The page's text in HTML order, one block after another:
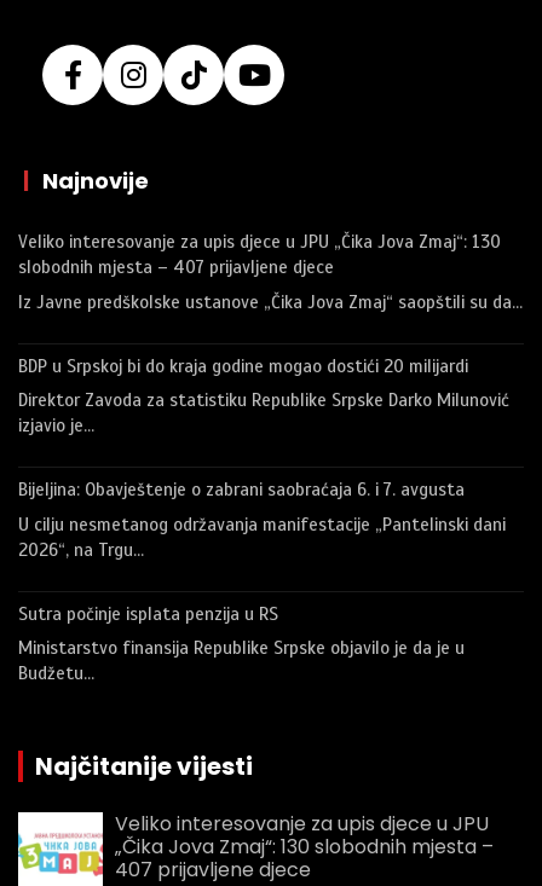
| Najnovije
Veliko interesovanje za upis djece u JPU „Čika Jova Zmaj“: 130
slobodnih mjesta – 407 prijavljene djece
Iz Javne predškolske ustanove „Čika Jova Zmaj“ saopštili su da…
BDP u Srpskoj bi do kraja godine mogao dostići 20 milijardi
Direktor Zavoda za statistiku Republike Srpske Darko Milunović
izjavio je…
Bijeljina: Obavještenje o zabrani saobraćaja 6. i 7. avgusta
U cilju nesmetanog održavanja manifestacije „Pantelinski dani
2026“, na Trgu…
Sutra počinje isplata penzija u RS
Ministarstvo finansija Republike Srpske objavilo je da je u
Budžetu…
Najčitanije vijesti
Veliko interesovanje za upis djece u JPU
„Čika Jova Zmaj“: 130 slobodnih mjesta –
407 prijavljene djece